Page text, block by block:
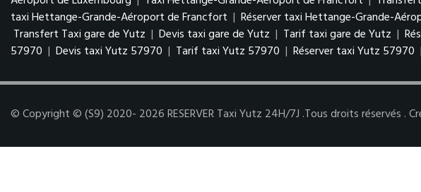
taxi Hettange-Grande-Aéroport de Francfort | Réserver taxi Hettange-Grande-
Transfert Taxi gare de Yutz | Devis taxi gare de Yutz | Tarif taxi gare de Yutz |
57970 | Devis taxi Yutz 57970 | Tarif taxi Yutz 57970 | Réserver taxi Yutz 57970 |
© Copyright © (S9) 2020- 2026 RESERVER Taxi Yutz 24H/7J .Tous droits réservés .